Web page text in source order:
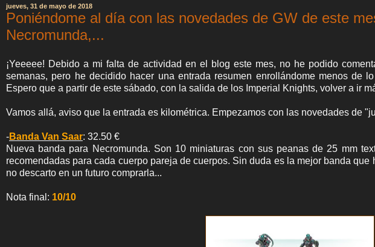
jueves, 31 de mayo de 2018
Poniéndome al día con las novedades de GW de este
Necromunda,...
¡Yeeeee! Debido a mi falta de actividad en el blog este mes, no he podido
semanas, pero he decidido hacer una entrada resumen enrollándome menos de
Espero que a partir de este sábado, con la salida de los Imperial Knights, volver a ir
Vamos allá, aviso que la entrada es kilométrica. Empezamos con las novedades de
-Banda Van Saar: 32.50 €
Nueva banda para Necromunda. Son 10 miniaturas con sus peanas de 25 mm
recomendadas para cada cuerpo pareja de cuerpos. Sin duda es la mejor banda
no descarto en un futuro comprarla...
Nota final: 10/10